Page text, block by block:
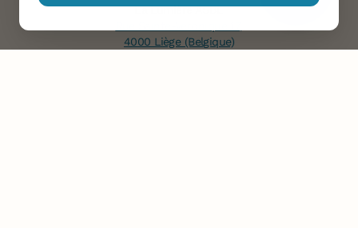
La Lumière ASBL
4000 Liège (Belgique)